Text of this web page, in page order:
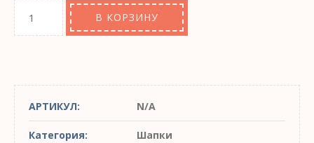
В КОРЗИНУ
АРТИКУЛ: N/A
Категория: Шапки